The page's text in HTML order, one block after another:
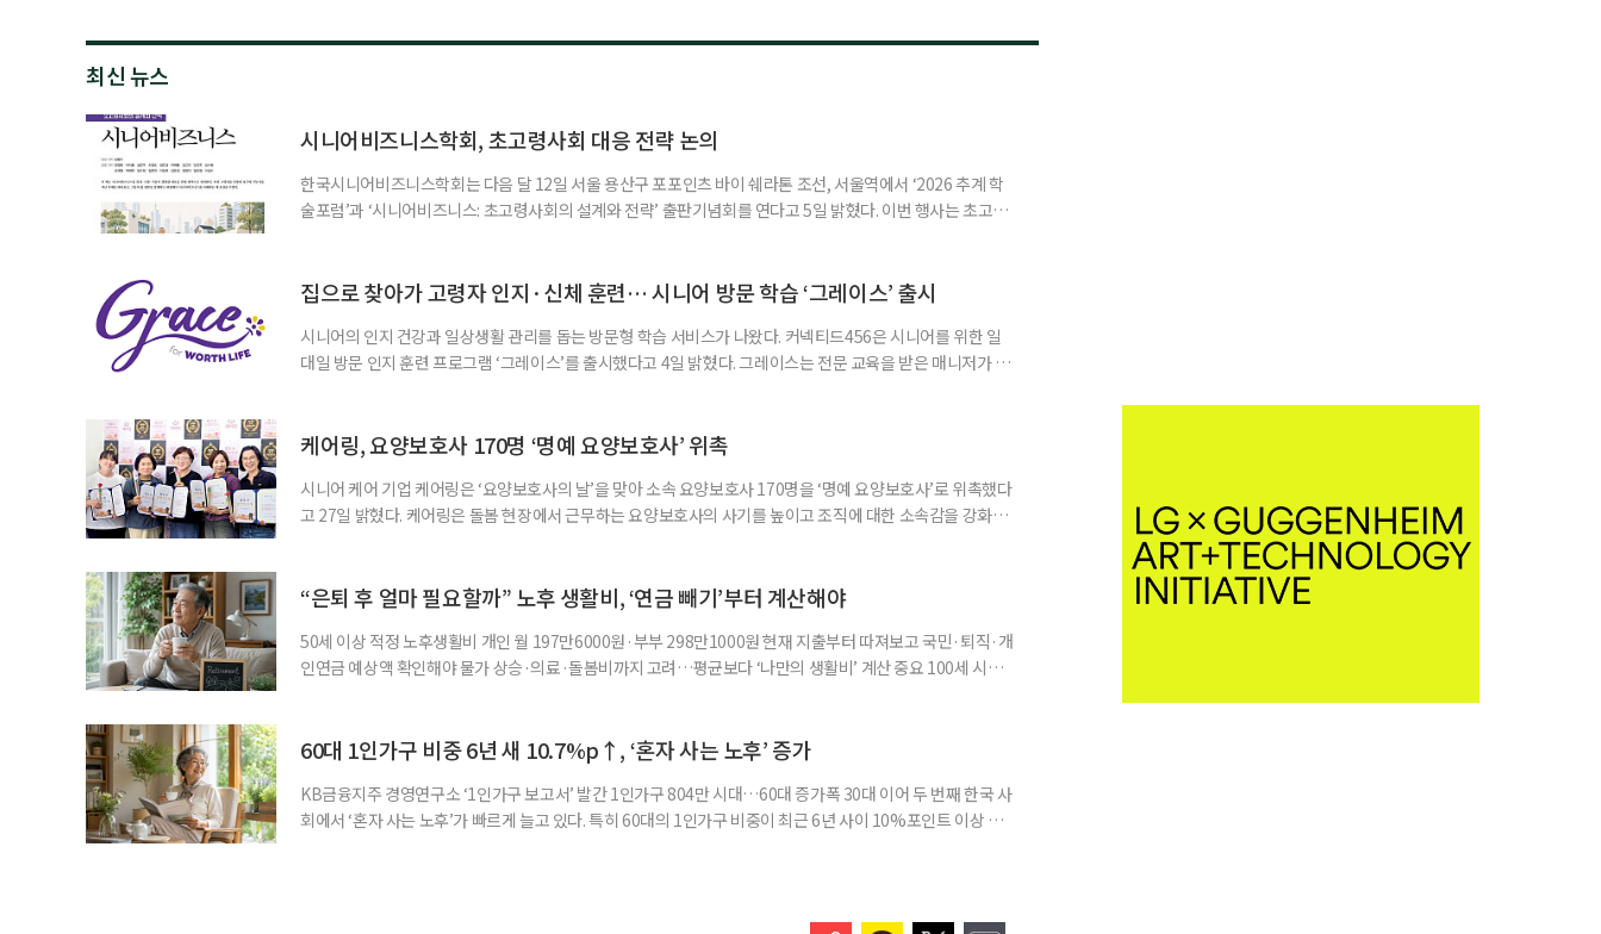
최신 뉴스
시니어비즈니스학회, 초고령사회 대응 전략 논의
한국시니어비즈니스학회는 다음 달 12일 서울 용산구 포포인츠 바이 쉐라톤 조선, 서울역에서 ‘2026 추계 학
술포럼’과 ‘시니어비즈니스: 초고령사회의 설계와 전략’ 출판기념회를 연다고 5일 밝혔다. 이번 행사는 초고령
계하다’를 주제로 기조강연을 한다. 이어 공동저자들이 돌봄과 금융, 헬스케어, 여가, 식품, 디지털 기술 등
집으로 찾아가 고령자 인지·신체 훈련… 시니어 방문 학습 ‘그레이스’ 출시
시니어의 인지 건강과 일상생활 관리를 돕는 방문형 학습 서비스가 나왔다. 커넥티드456은 시니어를 위한 일
대일 방문 인지 훈련 프로그램 ‘그레이스’를 출시했다고 4일 밝혔다. 그레이스는 전문 교육을 받은 매니저가 주
사용하는 자체 개발 워크북이 활용된다. 문제는 기억력과 주의집중력, 언어능력, 시공간 능력, 계산 능
케어링, 요양보호사 170명 ‘명예 요양보호사’ 위촉
시니어 케어 기업 케어링은 ‘요양보호사의 날’을 맞아 소속 요양보호사 170명을 ‘명예 요양보호사’로 위촉했다
고 27일 밝혔다. 케어링은 돌봄 현장에서 근무하는 요양보호사의 사기를 높이고 조직에 대한 소속감을 강화하
점에서 선정된 요양보호사들에게 위촉장과 감사 편지를 전달했다. 우수 요양보호사들이 현장에서 쌓은 돌봄
“은퇴 후 얼마 필요할까” 노후 생활비, ‘연금 빼기’부터 계산해야
50세 이상 적정 노후생활비 개인 월 197만6000원·부부 298만1000원 현재 지출부터 따져보고 국민·퇴직·개
인연금 예상액 확인해야 물가 상승·의료·돌봄비까지 고려…평균보다 ‘나만의 생활비’ 계산 중요 100세 시대
준비의 출발점이라는 조언이 나온다. 조고은 하나금융연구소 하나더넥스트연구센터 수석연구원은 은퇴
60대 1인가구 비중 6년 새 10.7%p↑, ‘혼자 사는 노후’ 증가
KB금융지주 경영연구소 ‘1인가구 보고서’ 발간 1인가구 804만 시대…60대 증가폭 30대 이어 두 번째 한국 사
회에서 ‘혼자 사는 노후’가 빠르게 늘고 있다. 특히 60대의 1인가구 비중이 최근 6년 사이 10%포인트 이상 상